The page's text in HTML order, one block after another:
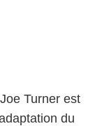
Turner est
du